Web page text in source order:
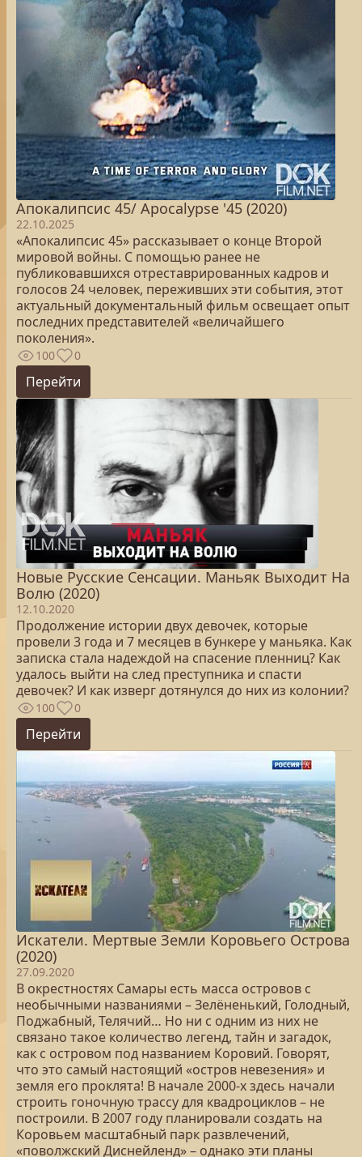
Апокалипсис 45/ Apocalypse '45 (2020)
22.10.2025
«Апокалипсис 45» рассказывает о конце Второй
мировой войны. С помощью ранее не
публиковавшихся отреставрированных кадров и
голосов 24 человек, переживших эти события, этот
актуальный документальный фильм освещает опыт
последних представителей «величайшего
поколения».
100 0
Перейти
Новые Русские Сенсации. Маньяк Выходит На
Волю (2020)
12.10.2020
Продолжение истории двух девочек, которые
провели 3 года и 7 месяцев в бункере у маньяка. Как
записка стала надеждой на спасение пленниц? Как
удалось выйти на след преступника и спасти
девочек? И как изверг дотянулся до них из колонии?
100 0
Перейти
Искатели. Мертвые Земли Коровьего Острова
(2020)
27.09.2020
В окрестностях Самары есть масса островов с
необычными названиями – Зелёненький, Голодный,
Поджабный, Телячий… Но ни с одним из них не
связано такое количество легенд, тайн и загадок,
как с островом под названием Коровий. Говорят,
что это самый настоящий «остров невезения» и
земля его проклята! В начале 2000-х здесь начали
строить гоночную трассу для квадроциклов – не
построили. В 2007 году планировали создать на
Коровьем масштабный парк развлечений,
«поволжский Диснейленд» – однако эти планы